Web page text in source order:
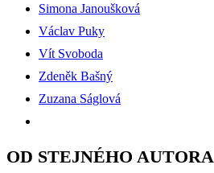
Simona Janoušková
Václav Puky
Vít Svoboda
Zdeněk Bašný
Zuzana Ságlová
OD STEJNÉHO AUTORA